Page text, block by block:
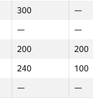
— —
— —
— —
100 —
— —
—
—
— —
— —
—
— —
— —
— —
100 —
— —
300 —
— —
200 200
240 100
— —
—
—
— —
— —
—
300 —
— —
200 200
240 100
— —